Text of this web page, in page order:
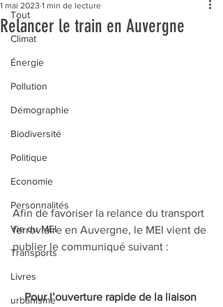
Tout
Climat
Énergie
Pollution
Démographie
Biodiversité
Politique
Economie
Personnalités
Vie du MEI
Transports
Livres
urbanisme
Relancer le train en Auvergne
1 mai 2023 1 min de lecture
Afin de favoriser la relance du transport
ferroviaire en Auvergne, le MEI vient de
publier le communiqué suivant :
Pour l’ouverture rapide de la liaison